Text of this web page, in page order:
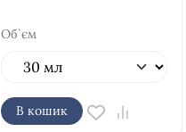
Об`єм
В кошик